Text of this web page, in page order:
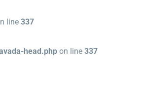
line 337
head.php on line 337